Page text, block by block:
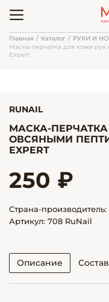
Главная Каталог РУКИ И
Маска-перчатка для кожи
Expert
RUNAIL
МАСКА-
ОВСЯНЫМИ
EXPERT
250 ₽
Страна-производитель:
Артикул: 708 RuNail
Описание Состав